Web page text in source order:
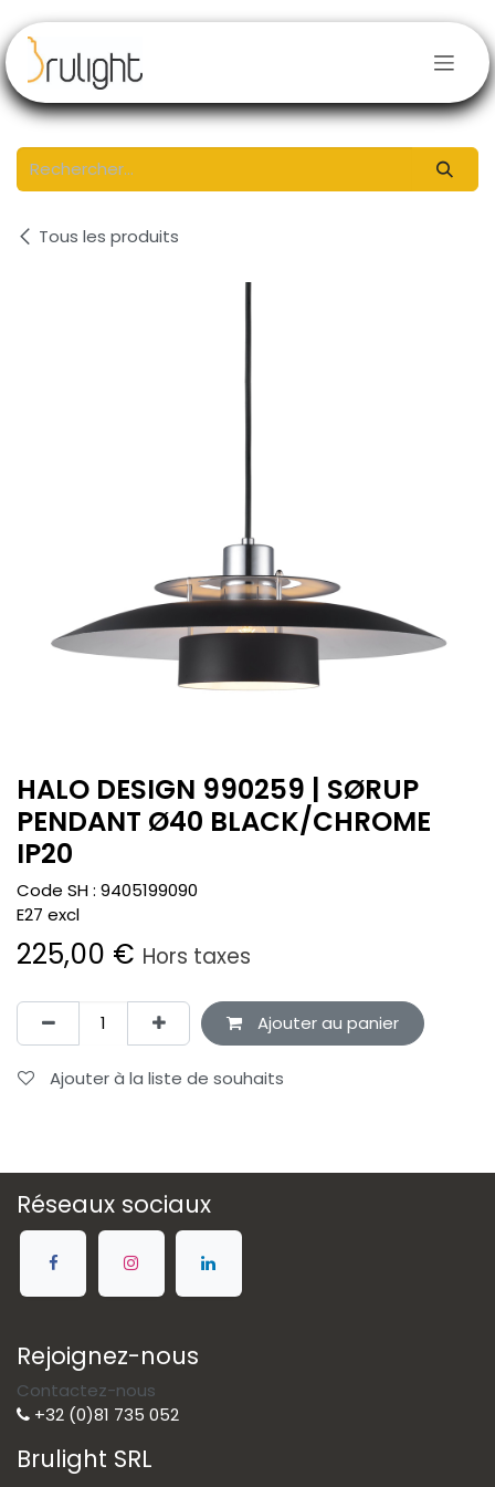
Tous les produits
HALO DESIGN 990259 | SØRUP
PENDANT Ø40 BLACK/CHROME
IP20
Code SH : 9405199090
E27 excl
225,00 € Hors taxes
Ajouter au panier
Ajouter à la liste de souhaits
Réseaux sociaux
Rejoignez-nous
Contactez-nous
+32 (0)81 735 052
Brulight SRL